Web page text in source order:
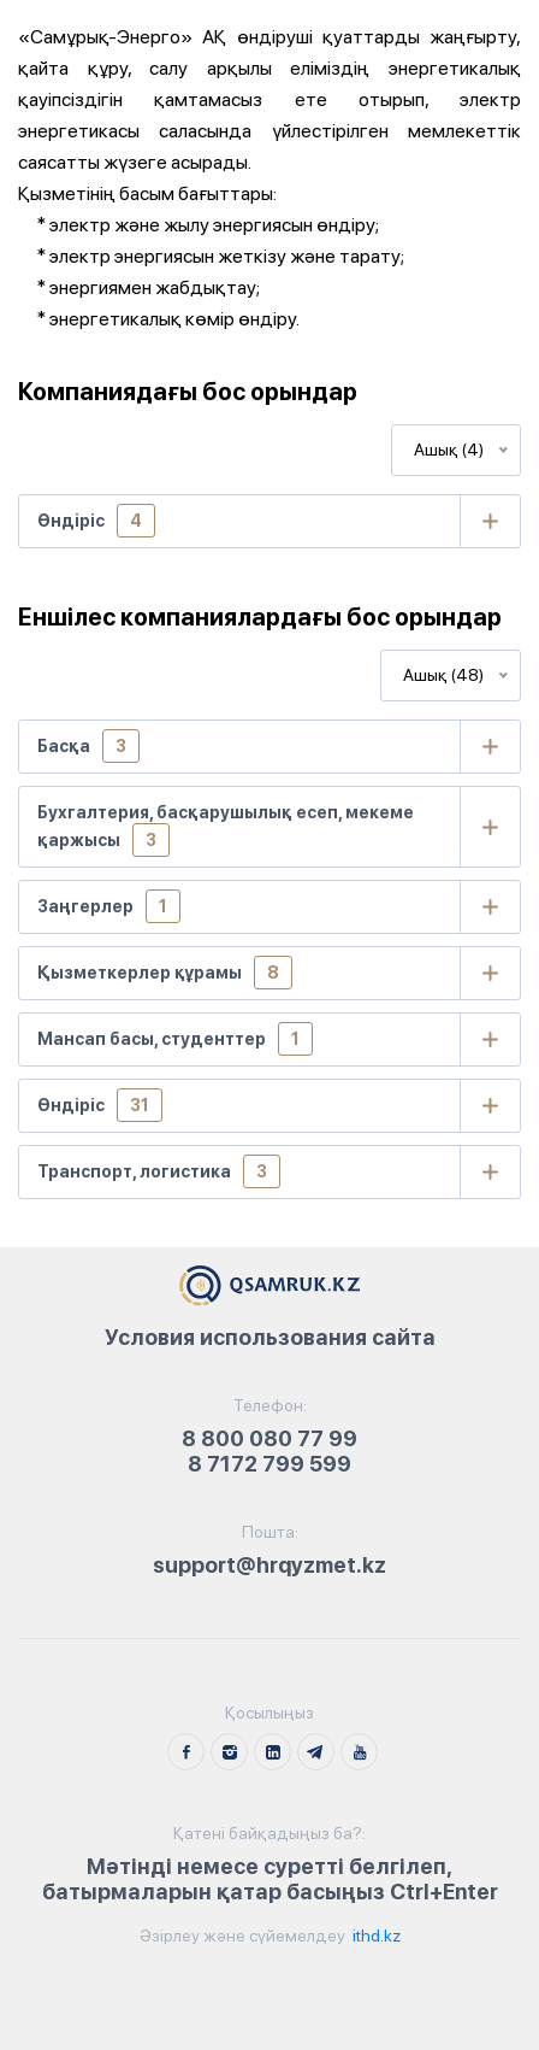
«Самұрық-Энерго» АҚ өндіруші қуаттарды жаңғырту,
қайта құру, салу арқылы еліміздің энергетикалық
қауіпсіздігін қамтамасыз ете отырып, электр
энергетикасы саласында үйлестірілген мемлекеттік
саясатты жүзеге асырады.
Қызметінің басым бағыттары:
* электр және жылу энергиясын өндіру;
* электр энергиясын жеткізу және тарату;
* энергиямен жабдықтау;
* энергетикалық көмір өндіру.
Компаниядағы бос орындар
Ашық (4)
Өндіріс 4
Еншілес компаниялардағы бос орындар
Ашық (48)
Басқа 3
Бухгалтерия, басқарушылық есеп, мекеме
қаржысы
3
Заңгерлер 1
Қызметкерлер құрамы 8
Мансап басы, студенттер 1
Өндіріс 31
Транспорт, логистика 3
Телефон:
8 800 080 77 99
8 7172 799 599
Пошта:
support@hrqyzmet.kz
Условия использования сайта
Қосылыңыз
Қатені байқадыңыз ба?:
Мәтінді немесе суретті белгілеп,
батырмаларын қатар басыңыз Ctrl+Enter
Әзірлеу және сүйемелдеу ithd.kz